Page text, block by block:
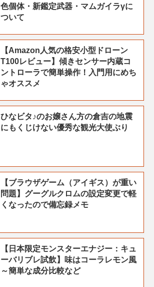
色個体・新鑑定武器・マムガイラγに
ついて
【Amazon人気の格安小型ドローン
T100レビュー】傾きセンサー内蔵コ
ントローラで簡単操作！入門用にめち
ゃオススメ
ひなビタ♪のお嬢さん方の倉吉の地震
にもくじけない優秀な観光大使ぶり
【ブラウザゲーム（アイギス）が重い
問題】グーグルクロムの設定変更で軽
くなったので備忘録メモ
【日本限定モンスターエナジー：キュ
ーバリブレ試飲】味はコーラレモン風
～簡単な成分比較など